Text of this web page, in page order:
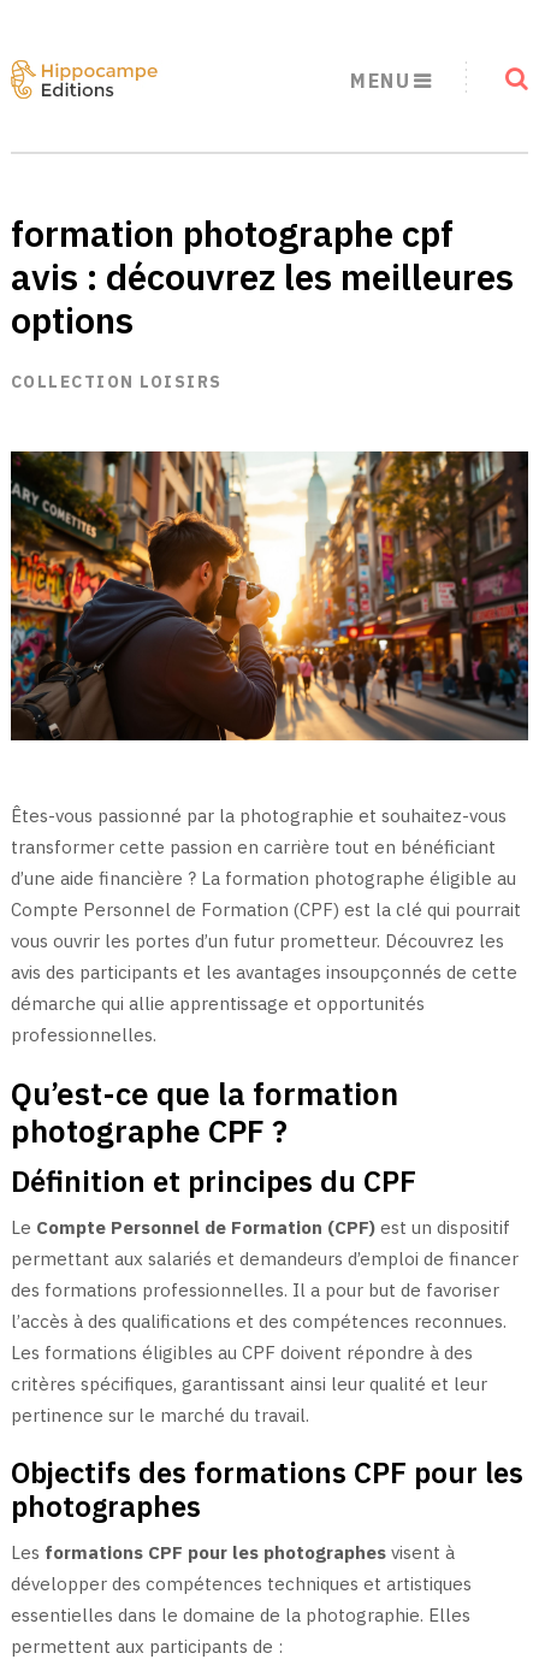
MENU
formation photographe cpf
avis : découvrez les meilleures
options
COLLECTION LOISIRS
Êtes-vous passionné par la photographie et souhaitez-vous
transformer cette passion en carrière tout en bénéficiant
d’une aide financière ? La formation photographe éligible au
Compte Personnel de Formation (CPF) est la clé qui pourrait
vous ouvrir les portes d’un futur prometteur. Découvrez les
avis des participants et les avantages insoupçonnés de cette
démarche qui allie apprentissage et opportunités
professionnelles.
Qu’est-ce que la formation
photographe CPF ?
Définition et principes du CPF
Le Compte Personnel de Formation (CPF)est un dispositif
permettant aux salariés et demandeurs d’emploi de financer
des formations professionnelles. Il a pour but de favoriser
l’accès à des qualifications et des compétences reconnues.
Les formations éligibles au CPF doivent répondre à des
critères spécifiques, garantissant ainsi leur qualité et leur
pertinence sur le marché du travail.
Objectifs des formations CPF pour les
photographes
Les formations CPF pour les photographesvisent à
développer des compétences techniques et artistiques
essentielles dans le domaine de la photographie. Elles
permettent aux participants de :